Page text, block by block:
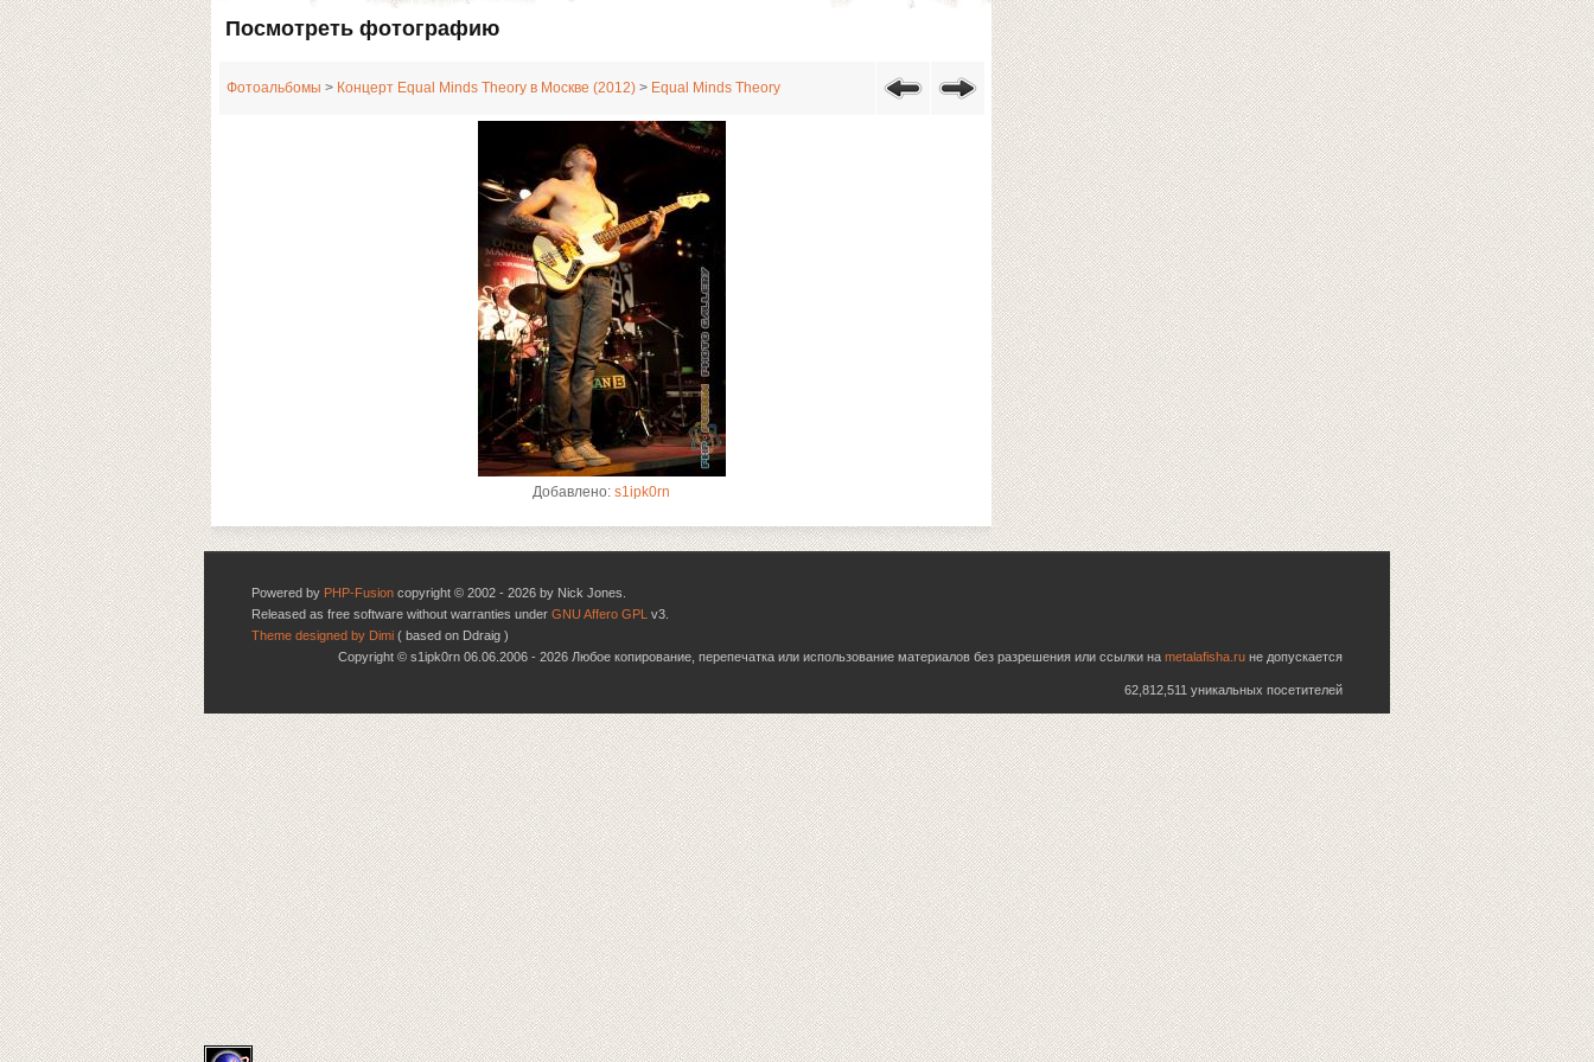
Посмотреть фотографию
Фотоальбомы > Концерт Equal Minds Theory в Москве (2012) > Equal Minds Theory
Добавлено: s1ipk0rn
Powered by PHP-Fusion copyright © 2002 - 2026 by Nick Jones.
Released as free software without warranties under GNU Affero GPL v3.
Theme designed by Dimi ( based on Ddraig )
Copyright © s1ipk0rn 06.06.2006 - 2026 Любое копирование, перепечатка или использование материалов без разрешения или ссылки на metalafisha.ru не допускается
62,812,511 уникальных посетителей